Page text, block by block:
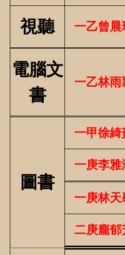
視聽 一乙曾晨
電腦文
書
一乙林雨
圖書
一甲徐綺
一庚李雅
一庚林天
二庚龐郁